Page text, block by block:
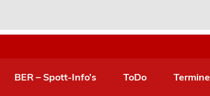
BER – Spott-Info’s ToDo Termine